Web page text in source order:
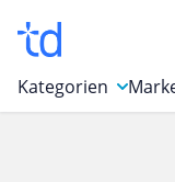
Kategorien